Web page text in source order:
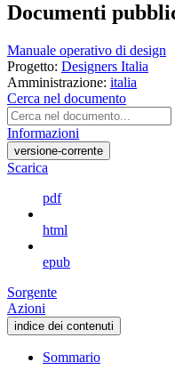
Documenti
Manuale operativo di design
Progetto: Designers Italia
Amministrazione: italia
Cerca nel documento
Informazioni
versione-corrente
Scarica
pdf
html
epub
Sorgente
Azioni
indice dei contenuti
Sommario